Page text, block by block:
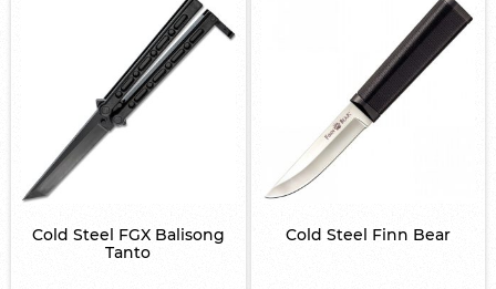
Cold Steel FGX Balisong
Tanto
Cold Steel Finn Bear